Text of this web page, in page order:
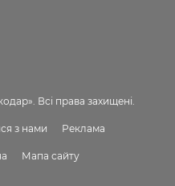
Всі права захищені.
з нами Реклама
Мапа сайту